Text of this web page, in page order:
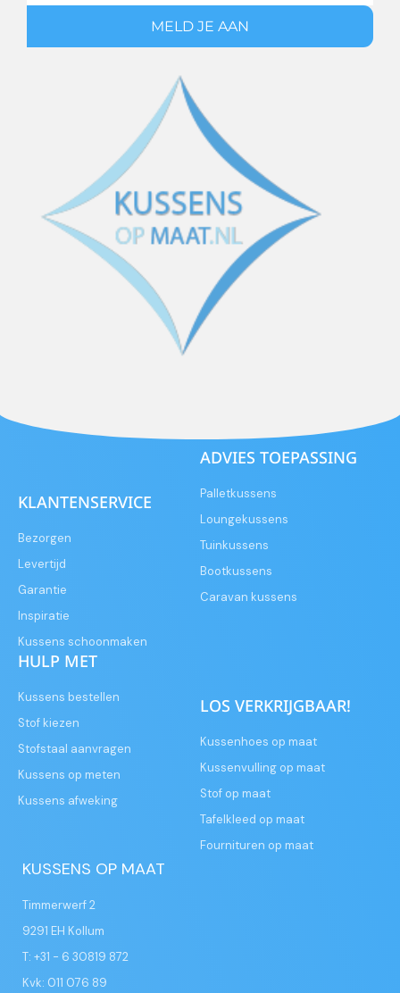
MELD JE AAN
KLANTENSERVICE
Bezorgen
Levertijd
Garantie
Inspiratie
Kussens schoonmaken
ADVIES TOEPASSING
Palletkussens
Loungekussens
Tuinkussens
Bootkussens
Caravan kussens
HULP MET
Kussens bestellen
Stof kiezen
Stofstaal aanvragen
Kussens op meten
Kussens afweking
LOS VERKRIJGBAAR!
Kussenhoes op maat
Kussenvulling op maat
Stof op maat
Tafelkleed op maat
Fournituren op maat
KUSSENS OP MAAT
Timmerwerf 2
9291 EH Kollum
T: +31 - 6 30819 872
Kvk: 011 076 89